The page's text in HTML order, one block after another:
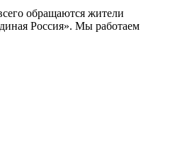
обращаются жители
Россия». Мы работаем